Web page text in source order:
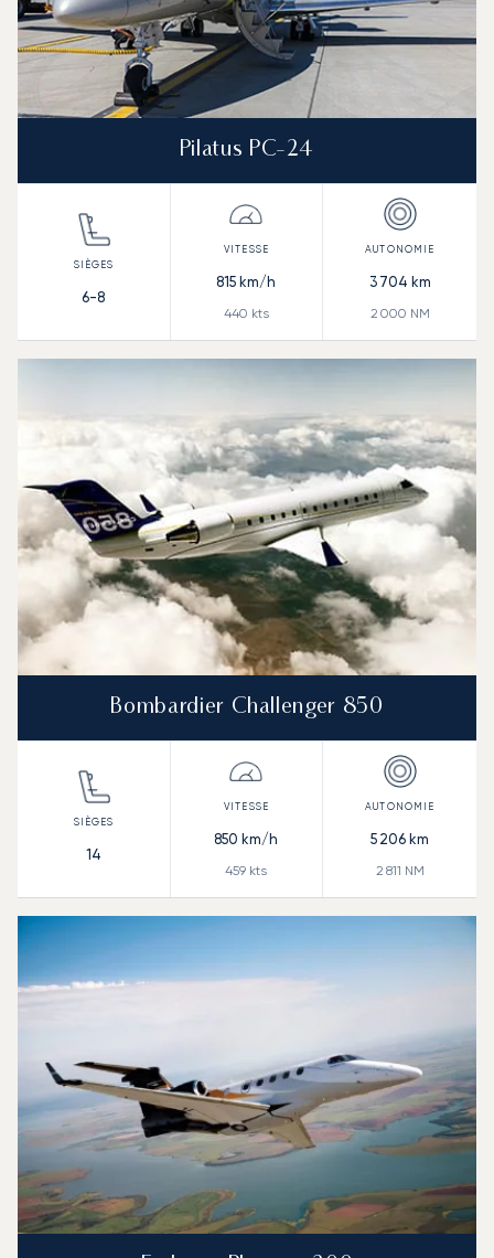
Pilatus PC-24
6-8
815 km/h
440 kts
3 704 km
2 000 NM
Bombardier Challenger 850
14
850 km/h
459 kts
5 206 km
2 811 NM